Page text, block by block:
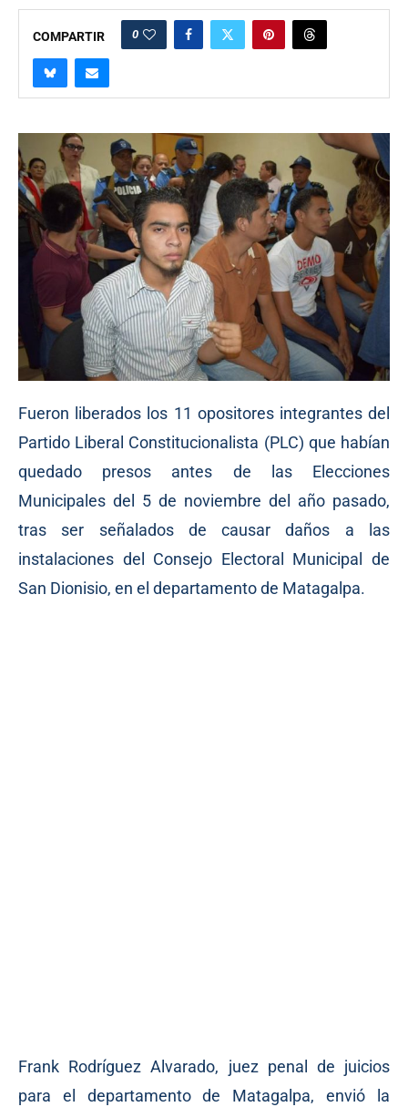
COMPARTIR 0
Fueron liberados los 11 opositores integrantes del
Partido Liberal Constitucionalista (PLC) que habían
quedado presos antes de las Elecciones
Municipales del 5 de noviembre del año pasado,
tras ser señalados de causar daños a las
instalaciones del Consejo Electoral Municipal de
San Dionisio, en el departamento de Matagalpa.
Frank Rodríguez Alvarado, juez penal de juicios
para el departamento de Matagalpa, envió la